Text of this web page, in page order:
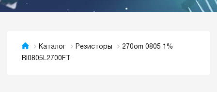
Каталог Резисторы
270om 0805 1%
RI0805L2700FT